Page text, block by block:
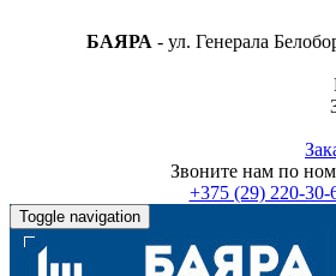
БАЯРА - ул. Генерала
Звоните нам по
+375 (29) 220-30-
Toggle navigation